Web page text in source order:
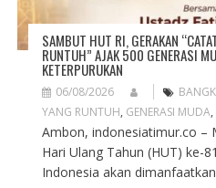
SAMBUT HUT RI, GERAKAN
RUNTUH” AJAK 500 GENERASI
KETERPURUKAN
06/08/2026
YANG RUNTUH, GENERASI MUDA,
Ambon, indonesiatimur.co –
Hari Ulang Tahun (HUT) ke-
Indonesia akan